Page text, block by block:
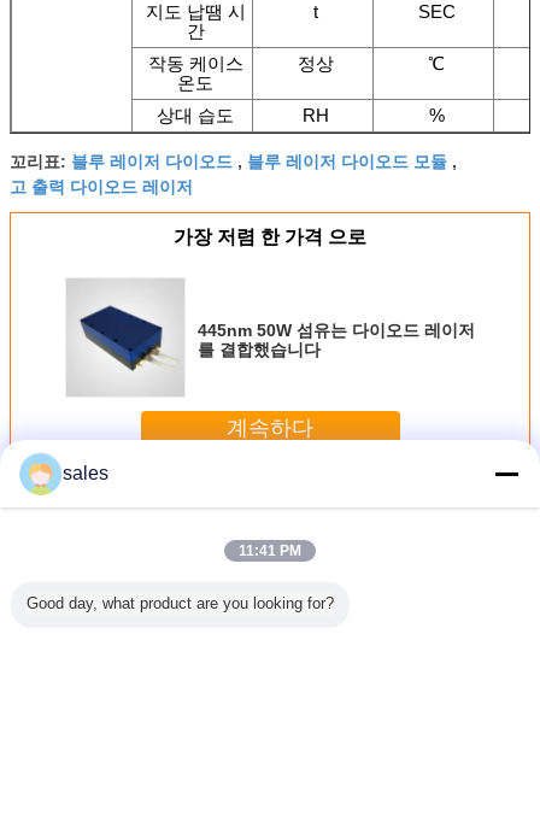
지도 납땜 시
간
t SEC
작동 케이스
온도
정상 ℃
상대 습도 RH %
꼬리표: 블루 레이저 다이오드 , 블루 레이저 다이오드 모듈 ,
고 출력 다이오드 레이저
가장 저렴 한 가격 으로
445nm 50W 섬유는 다이오드 레이저
를 결합했습니다
계속하다
더 많은 것
sales
11:41 PM
Good day, what product are you looking for?